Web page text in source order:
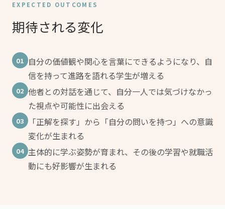
EXPECTED OUTCOMES
期待される変化
01 自分の価値観や関心を言葉にできるようになり、自
信を持って進路を語れる学生が増える
02 他者との対話を通じて、自分一人では気づけなかっ
た視点や可能性に出会える
03
「正解を探す」から「自分の問いを持つ」への意識
変化が生まれる
04 主体的に学ぶ姿勢が育まれ、その後の学習や就職活
動にも好影響が生まれる